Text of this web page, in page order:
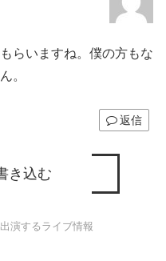
らいますね。僕の方もな
。
返信
き込む
演するライブ情報